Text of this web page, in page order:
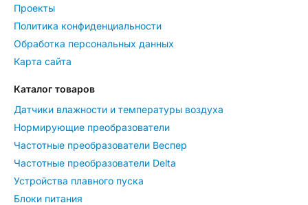
Проекты
Политика конфиденциальности
Обработка персональных данных
Карта сайта
Каталог товаров
Датчики влажности и температуры воздуха
Нормирующие преобразователи
Частотные преобразователи Веспер
Частотные преобразователи Delta
Устройства плавного пуска
Блоки питания